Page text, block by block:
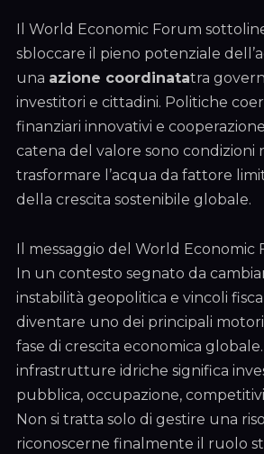
Il World Economic Forum
sbloccare il pieno potenziale
una azione coordinatatra
investitori e cittadini. Politiche
finanziari innovativi e
catena del valore sono condizioni
trasformare l’acqua da fattore
della crescita sostenibile globale.
Il messaggio del World Economic
In un contesto segnato da
instabilità geopolitica e vincoli
diventare uno dei principali
fase di crescita economica
infrastrutture idriche significa
pubblica, occupazione,
Non si tratta solo di gestire una
riconoscerne finalmente il ruolo